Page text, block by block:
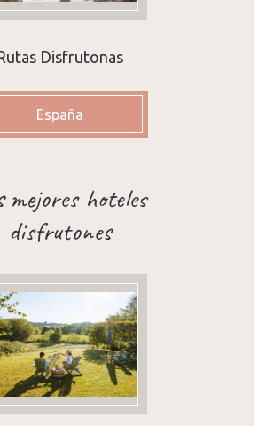
Disfrutonas
España
mejores hoteles
disfrutones